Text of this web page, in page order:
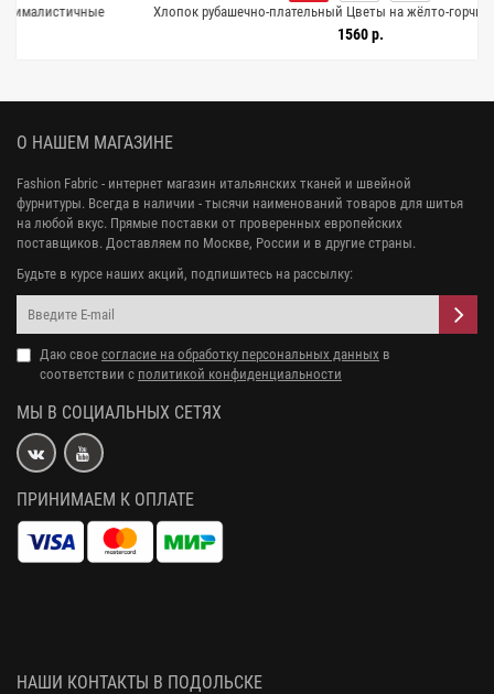
Хлопок рубашечно-плательный Цветы на жёлто-горчичном H9/5 A66
О НАШЕМ МАГАЗИНЕ
Fashion Fabric - интернет магазин итальянских тканей и швейной
фурнитуры. Всегда в наличии - тысячи наименований товаров для шитья
на любой вкус. Прямые поставки от проверенных европейских
поставщиков. Доставляем по Москве, России и в другие страны.
Будьте в курсе наших акций, подпишитесь на рассылку:
Даю свое согласие на обработку персональных данных в
соответствии с политикой конфиденциальности
МЫ В СОЦИАЛЬНЫХ СЕТЯХ
ПРИНИМАЕМ К ОПЛАТЕ
НАШИ КОНТАКТЫ В ПОДОЛЬСКЕ